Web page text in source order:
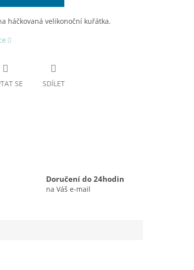
háčkovaná velikonoční kuřátka.
SE SDÍLET
Doručení do 24hodin
na Váš e-mail